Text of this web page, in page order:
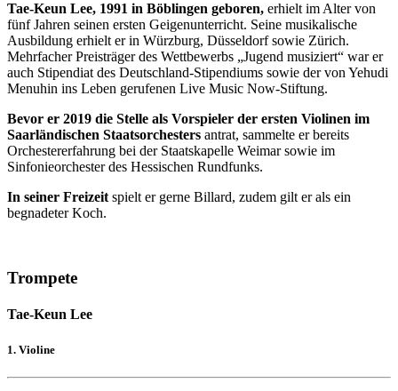
Tae-Keun Lee, 1991 in Böblingen geboren, erhielt im Alter von
fünf Jahren seinen ersten Geigenunterricht. Seine musikalische
Ausbildung erhielt er in Würzburg, Düsseldorf sowie Zürich.
Mehrfacher Preisträger des Wettbewerbs „Jugend musiziert“ war er
auch Stipendiat des Deutschland-Stipendiums sowie der von Yehudi
Menuhin ins Leben gerufenen Live Music Now-Stiftung.
Bevor er 2019 die Stelle als Vorspieler der ersten Violinen im
Saarländischen Staatsorchesters antrat, sammelte er bereits
Orchestererfahrung bei der Staatskapelle Weimar sowie im
Sinfonieorchester des Hessischen Rundfunks.
In seiner Freizeitspielt er gerne Billard, zudem gilt er als ein
begnadeter Koch.
Trompete
Tae-Keun Lee
1. Violine